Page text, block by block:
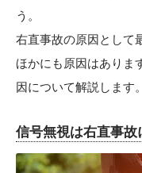
う。
右直事故の原因として
ほかにも原因はありま
因について解説します。
信号無視は右直事故